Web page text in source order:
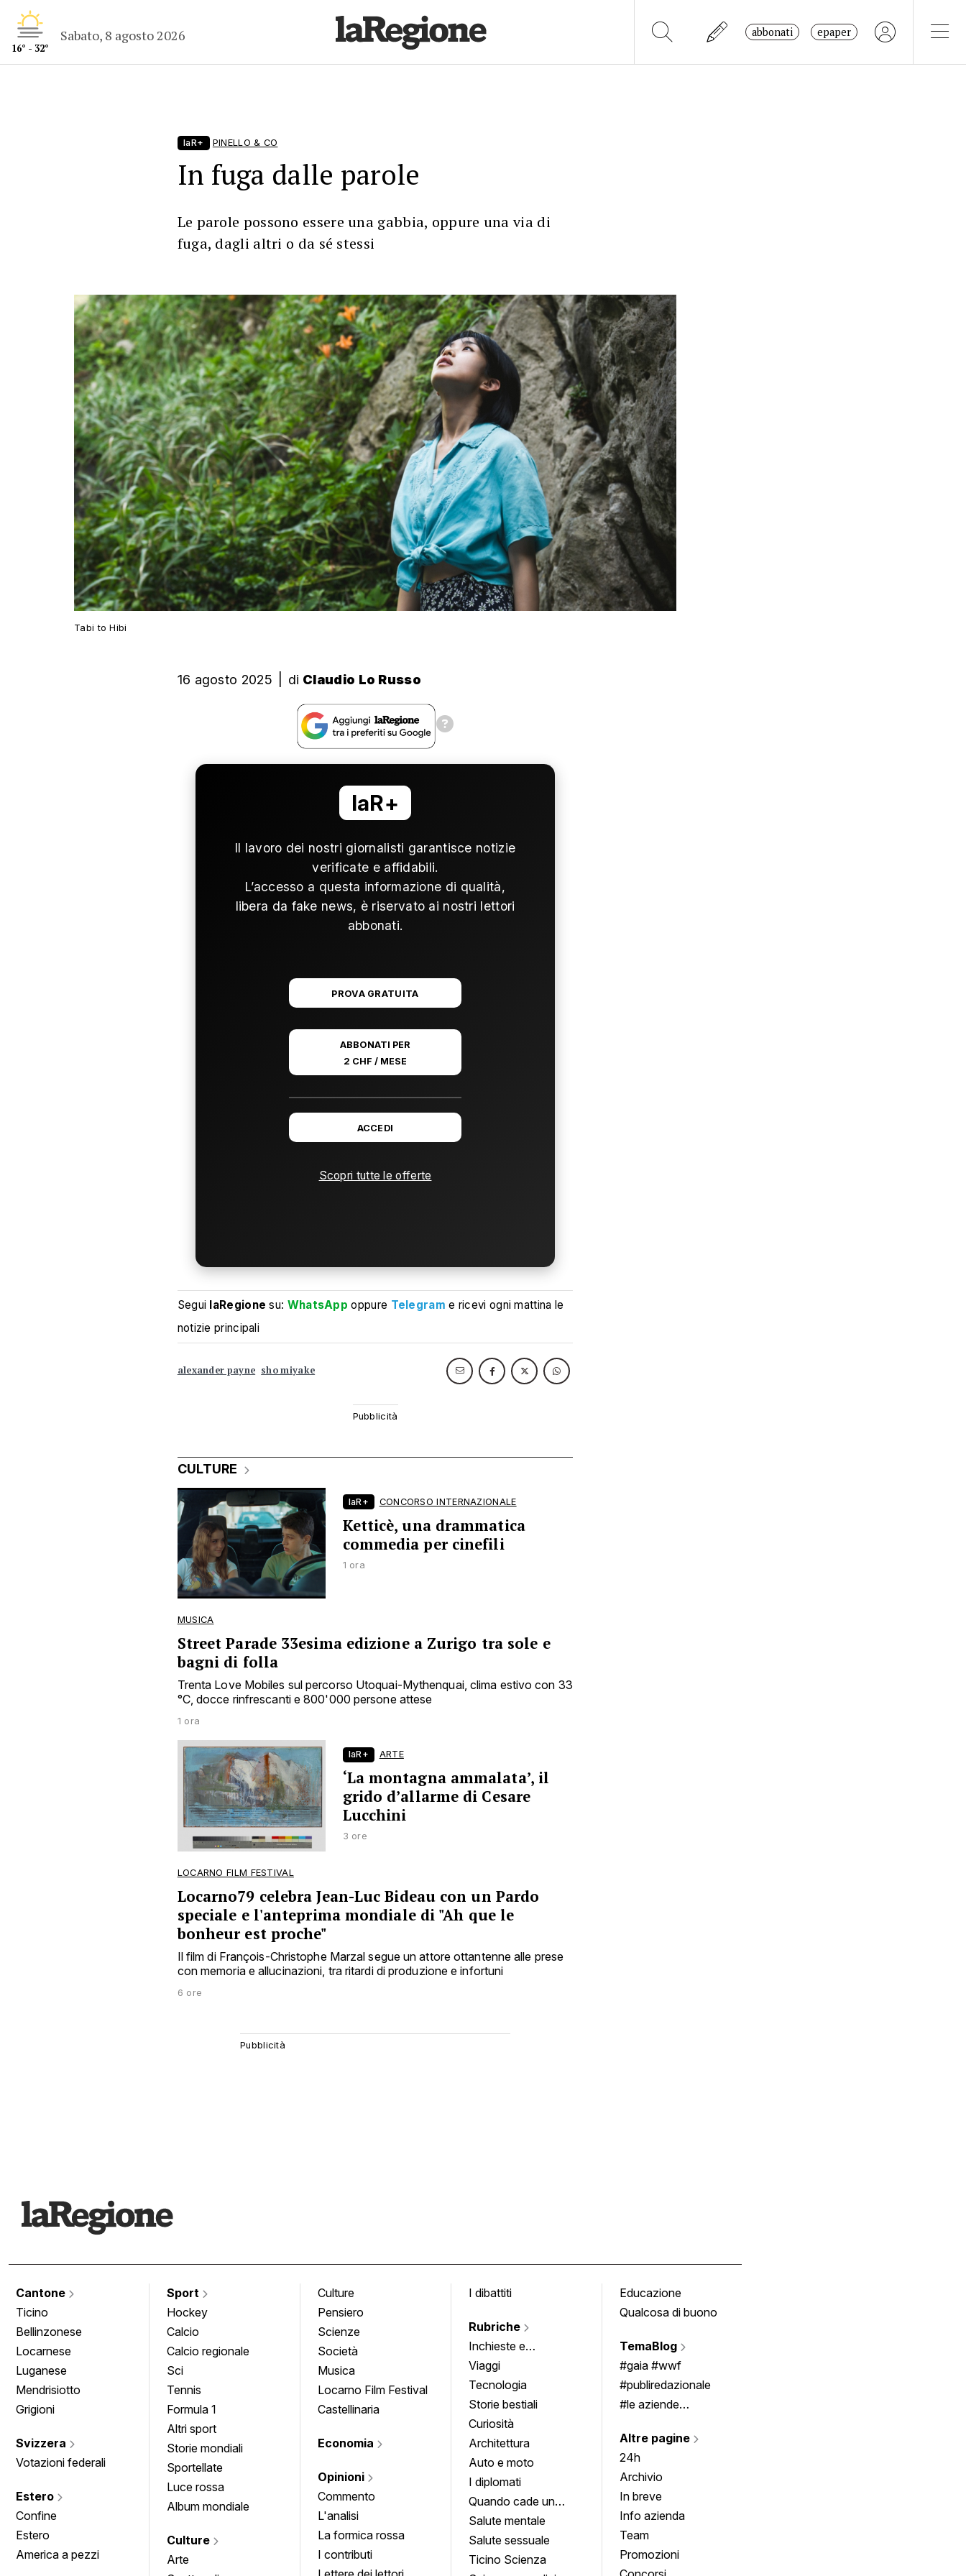
16° - 32°
Sabato, 8 agosto 2026 abbonati epaper
laR+ PINELLO & CO
In fuga dalle parole
Le parole possono essere una gabbia, oppure una via di
fuga, dagli altri o da sé stessi
Tabi to Hibi
16 agosto 2025 di Claudio Lo Russo
laR+
Il lavoro dei nostri giornalisti garantisce notizie
verificate e affidabili.
L’accesso a questa informazione di qualità,
libera da fake news, è riservato ai nostri lettori
abbonati.
PROVA GRATUITA
ABBONATI PER
2 CHF / MESE
ACCEDI
Scopri tutte le offerte
Segui laRegione su: WhatsApp oppure Telegram e ricevi ogni mattina le
notizie principali
alexander payne sho miyake
CULTURE
laR+ CONCORSO INTERNAZIONALE
Ketticè, una drammatica
commedia per cinefili
1 ora
MUSICA
Street Parade 33esima edizione a Zurigo tra sole e
bagni di folla
Trenta Love Mobiles sul percorso Utoquai-Mythenquai, clima estivo con 33
°C, docce rinfrescanti e 800'000 persone attese
1 ora
laR+ ARTE
‘La montagna ammalata’, il
grido d’allarme di Cesare
Lucchini
3 ore
LOCARNO FILM FESTIVAL
Locarno79 celebra Jean-Luc Bideau con un Pardo
speciale e l'anteprima mondiale di "Ah que le
bonheur est proche"
Il film di François-Christophe Marzal segue un attore ottantenne alle prese
con memoria e allucinazioni, tra ritardi di produzione e infortuni
6 ore
Cantone
Ticino
Bellinzonese
Locarnese
Luganese
Mendrisiotto
Grigioni
Svizzera
Votazioni federali
Estero
Confine
Estero
America a pezzi
Sport
Hockey
Calcio
Calcio regionale
Sci
Tennis
Formula 1
Altri sport
Storie mondiali
Sportellate
Luce rossa
Album mondiale
Culture
Arte
Culture
Pensiero
Scienze
Società
Musica
Locarno Film Festival
Castellinaria
Economia
Opinioni
Commento
L'analisi
La formica rossa
I contributi
I dibattiti
Rubriche
Inchieste e
approfondimenti
Viaggi
Tecnologia
Storie bestiali
Curiosità
Architettura
Auto e moto
I diplomati
Quando cade un
quadro
Salute mentale
Salute sessuale
Ticino Scienza
Educazione
Qualcosa di buono
TemaBlog
#gaia #wwf
#publiredazionale
#le aziende
Altre pagine
24h
Archivio
In breve
Info azienda
Team
Promozioni